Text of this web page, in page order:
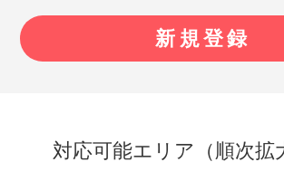
対応可能エリア（順次拡